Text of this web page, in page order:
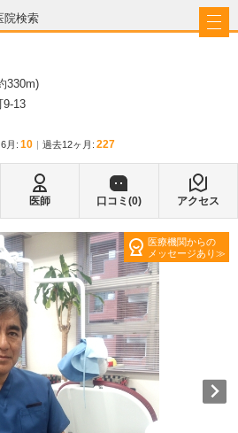
院検索
330m)
9-13
6月 : 10 過去12ヶ月: 227
医師 口コミ(0) アクセス
医療機関からの
メッセージあり